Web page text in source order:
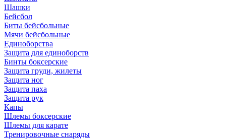
Шашки
Бейсбол
Биты бейсбольные
Мячи бейсбольные
Единоборства
Защита для единоборств
Бинты боксерские
Защита груди, жилеты
Защита ног
Защита паха
Защита рук
Капы
Шлемы боксерские
Шлемы для карате
Тренировочные снаряды